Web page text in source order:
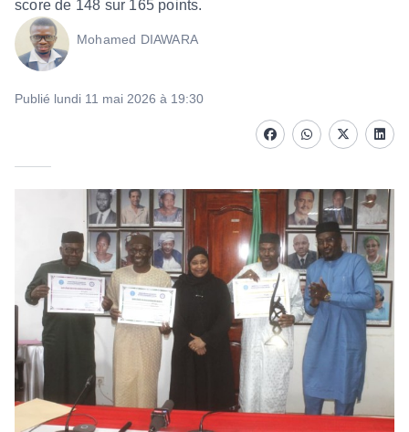
score de 148 sur 165 points.
Mohamed DIAWARA
Publié lundi 11 mai 2026 à 19:30
FacebookwhatsappTwitter